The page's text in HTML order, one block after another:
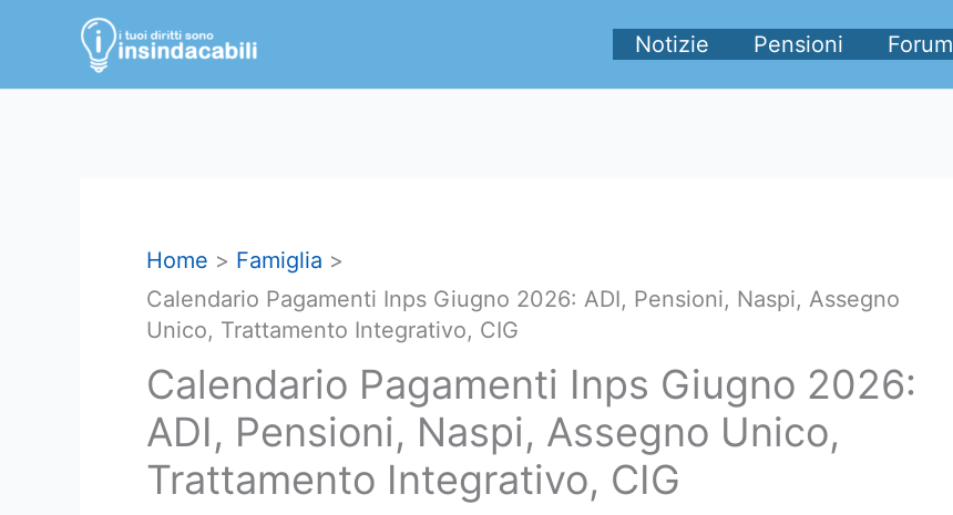
contenuto
Notizie Pensioni Forum
Home
Famiglia
Calendario Pagamenti Inps Giugno 2026: ADI, Pensioni, Naspi, Assegno
Unico, Trattamento Integrativo, CIG
Calendario Pagamenti Inps Giugno 2026:
ADI, Pensioni, Naspi, Assegno Unico,
Trattamento Integrativo, CIG